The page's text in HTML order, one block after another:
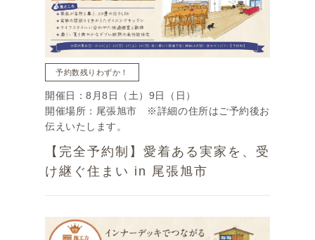
予約数残りわずか！
開催日：8月8日（土）9日（日）
開催場所：尾張旭市 ※詳細の住所はご予約後お
伝えいたします。
【完全予約制】愛着ある実家を、受
け継ぐ住まい in 尾張旭市